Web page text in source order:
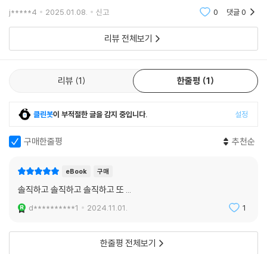
“지금 이 순간 텔레비전 옆에 누워 있을 사람들을 생각해보세요.”
한창 자주 쓰던 러닝 애플리케이션에서 이런 응원 멘트가 흘러나오곤 했었
를 북돋워주었다. 이 말이 유독 기억에 남는다. 이상하게도 나는 저 말만 들
으면 달리기를 멈추게 되었기 때문이다._45~46쪽
세상은 끊임없이 우리에게 더 나은 곳으로 가기를 종용한다. 누군가는 꿈
을 꾸는 이른 새벽에 일어나 꿈을 이루자고, 누군가는 텔레비전 앞에 지친
몸을 누이고 있을 때 한강변을 힘껏 달리자고 한다. 그런가 하면 한편에서
다고, 그 어떤 신념과 윤리도 저버리지 않는 안온하고 무해한 농담만을 할
줄 알아야 한다는 꾸짖음도 들려온다.
길은 쉽고 마땅해 보인다. 그러나 안담은 낙오되는 사람들, 애초에 지도를
손에 쥐어본 적도 없거나 혹은 걸음을 뗄 수조차 없는 사람들을 돌아보느
유지했다. 목소리를 내는 사람들에게 부끄러워지지 않고 싶어 하는 마음과
주위의 시선
j*****4 2025.01.08. 신고 0 댓글0
리뷰 전체보기
리뷰 1 한줄평 1
클린봇이 부적절한 글을 감지 중입니다. 설정
구매한줄평 추천순
eBook 구매
솔직하고 솔직하고 솔직하고 또 ...
d**********1 2024.11.01. 1
한줄평 전체보기